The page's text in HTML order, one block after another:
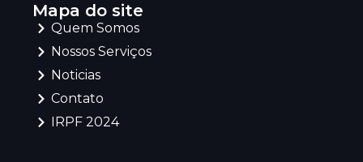
Mapa do site
Quem Somos
Nossos Serviços
Noticias
Contato
IRPF 2024